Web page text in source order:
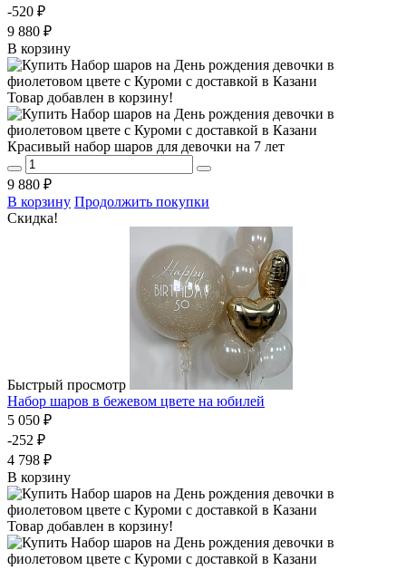
-520 ₽
9 880 ₽
В корзину
Товар добавлен в корзину!
Красивый набор шаров для девочки на 7 лет
9 880 ₽
В корзину Продолжить покупки
Скидка!
Быстрый просмотр
Набор шаров в бежевом цвете на юбилей
5 050 ₽
-252 ₽
4 798 ₽
В корзину
Товар добавлен в корзину!